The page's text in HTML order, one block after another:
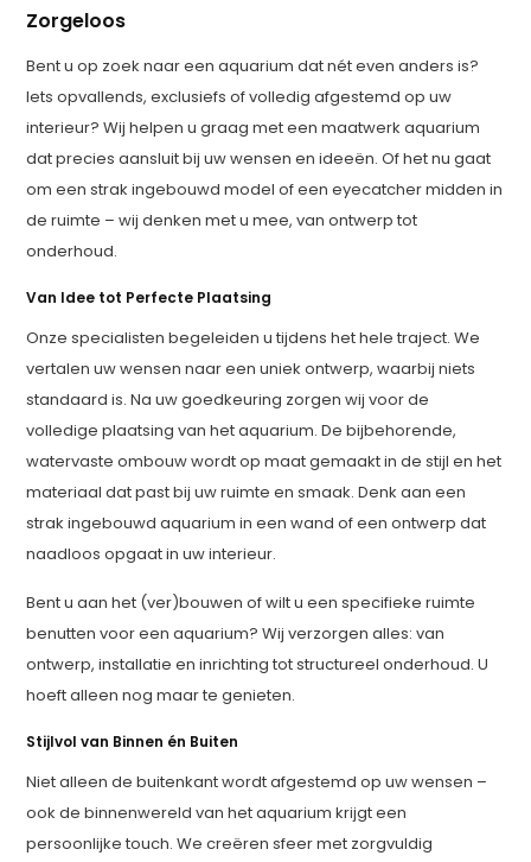
Zorgeloos
Bent u op zoek naar een aquarium dat nét even anders is?
Iets opvallends, exclusiefs of volledig afgestemd op uw
interieur? Wij helpen u graag met een maatwerk aquarium
dat precies aansluit bij uw wensen en ideeën. Of het nu gaat
om een strak ingebouwd model of een eyecatcher midden in
de ruimte – wij denken met u mee, van ontwerp tot
onderhoud.
Van Idee tot Perfecte Plaatsing
Onze specialisten begeleiden u tijdens het hele traject. We
vertalen uw wensen naar een uniek ontwerp, waarbij niets
standaard is. Na uw goedkeuring zorgen wij voor de
volledige plaatsing van het aquarium. De bijbehorende,
watervaste ombouw wordt op maat gemaakt in de stijl en het
materiaal dat past bij uw ruimte en smaak. Denk aan een
strak ingebouwd aquarium in een wand of een ontwerp dat
naadloos opgaat in uw interieur.
Bent u aan het (ver)bouwen of wilt u een specifieke ruimte
benutten voor een aquarium? Wij verzorgen alles: van
ontwerp, installatie en inrichting tot structureel onderhoud. U
hoeft alleen nog maar te genieten.
Stijlvol van Binnen én Buiten
Niet alleen de buitenkant wordt afgestemd op uw wensen –
ook de binnenwereld van het aquarium krijgt een
persoonlijke touch. We creëren sfeer met zorgvuldig